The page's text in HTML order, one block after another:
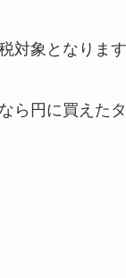
対象となります
ら円に買えた